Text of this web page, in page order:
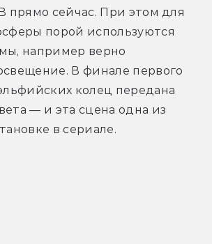
прямо сейчас. При этом для
порой используются
например верно
В финале первого
колец передана
— и эта сцена одна из
в сериале.